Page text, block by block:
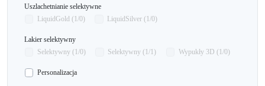
Uszlachetnianie selektywne
LiquidGold (1/0)
LiquidSilver (1/0)
Lakier selektywny
Selektywny (1/0)
Selektywny (1/1) Wypukły 3D (1/0)
Personalizacja